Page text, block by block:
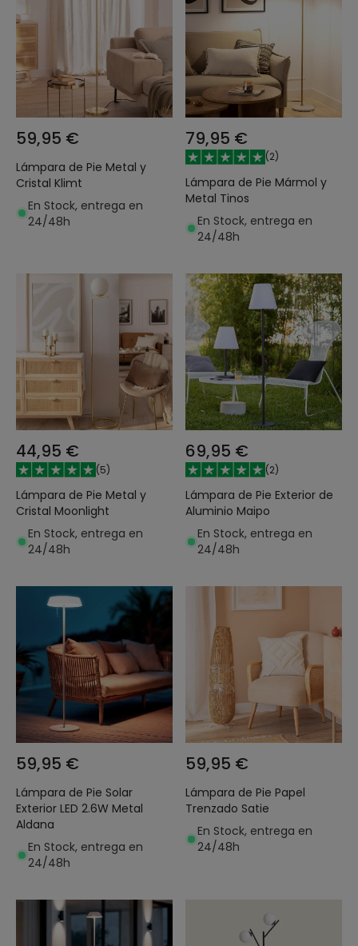
59,95 €
Lámpara de Pie Metal y
Cristal Klimt
En Stock, entrega en
24/48h
79,95 €
(2)
Lámpara de Pie Mármol y
Metal Tinos
En Stock, entrega en
24/48h
44,95 €
(5)
Lámpara de Pie Metal y
Cristal Moonlight
En Stock, entrega en
24/48h
69,95 €
(2)
Lámpara de Pie Exterior de
Aluminio Maipo
En Stock, entrega en
24/48h
59,95 €
Lámpara de Pie Solar
Exterior LED 2.6W Metal
Aldana
En Stock, entrega en
24/48h
59,95 €
Lámpara de Pie Papel
Trenzado Satie
En Stock, entrega en
24/48h